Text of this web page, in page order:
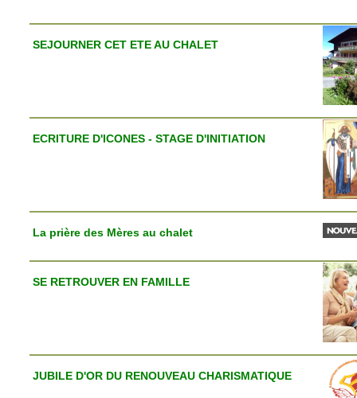
SEJOURNER CET ETE AU CHALET
ECRITURE D'ICONES - STAGE D'INITIATION
La prière des Mères au chalet
SE RETROUVER EN FAMILLE
JUBILE D'OR DU RENOUVEAU CHARISMATIQUE